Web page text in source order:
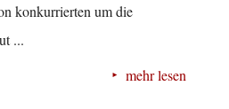
konkurrierten um die
...
mehr lesen